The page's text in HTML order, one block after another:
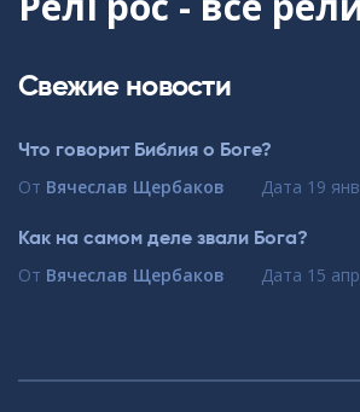
Свежие новости
Что говорит Библия о Боге?
От Вячеслав Щербаков Дата 19
Как на самом деле звали Бога?
От Вячеслав Щербаков Дата 15